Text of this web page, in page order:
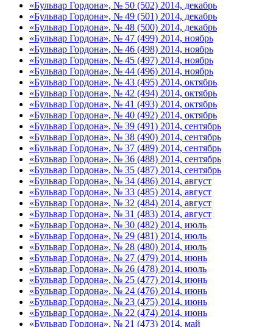
«Бульвар Гордона», № 50 (502) 2014, декабрь
«Бульвар Гордона», № 49 (501) 2014, декабрь
«Бульвар Гордона», № 48 (500) 2014, декабрь
«Бульвар Гордона», № 47 (499) 2014, ноябрь
«Бульвар Гордона», № 46 (498) 2014, ноябрь
«Бульвар Гордона», № 45 (497) 2014, ноябрь
«Бульвар Гордона», № 44 (496) 2014, ноябрь
«Бульвар Гордона», № 43 (495) 2014, октябрь
«Бульвар Гордона», № 42 (494) 2014, октябрь
«Бульвар Гордона», № 41 (493) 2014, октябрь
«Бульвар Гордона», № 40 (492) 2014, октябрь
«Бульвар Гордона», № 39 (491) 2014, сентябрь
«Бульвар Гордона», № 38 (490) 2014, сентябрь
«Бульвар Гордона», № 37 (489) 2014, сентябрь
«Бульвар Гордона», № 36 (488) 2014, сентябрь
«Бульвар Гордона», № 35 (487) 2014, сентябрь
«Бульвар Гордона», № 34 (486) 2014, август
«Бульвар Гордона», № 33 (485) 2014, август
«Бульвар Гордона», № 32 (484) 2014, август
«Бульвар Гордона», № 31 (483) 2014, август
«Бульвар Гордона», № 30 (482) 2014, июль
«Бульвар Гордона», № 29 (481) 2014, июль
«Бульвар Гордона», № 28 (480) 2014, июль
«Бульвар Гордона», № 27 (479) 2014, июнь
«Бульвар Гордона», № 26 (478) 2014, июль
«Бульвар Гордона», № 25 (477) 2014, июнь
«Бульвар Гордона», № 24 (476) 2014, июнь
«Бульвар Гордона», № 23 (475) 2014, июнь
«Бульвар Гордона», № 22 (474) 2014, июнь
«Бульвар Гордона», № 21 (473) 2014, май